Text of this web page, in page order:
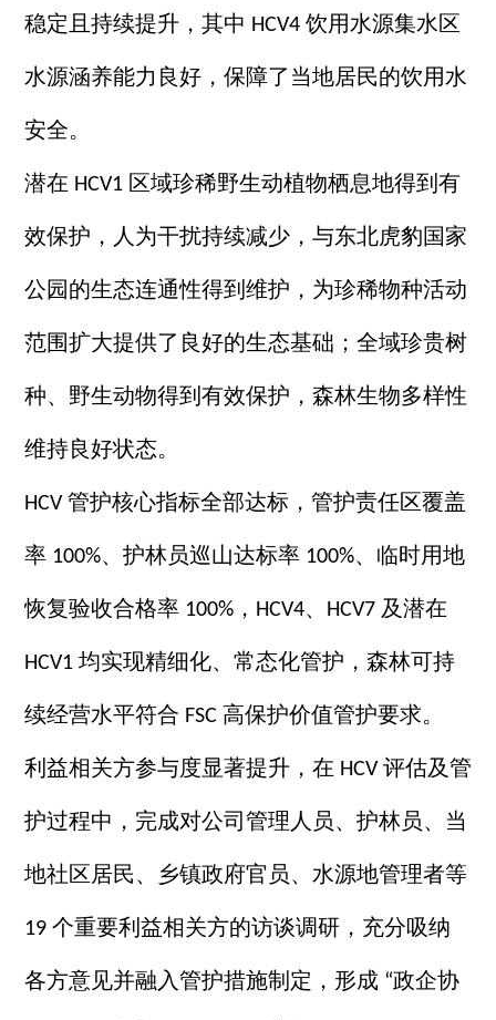
稳定且持续提升，其中 HCV4 饮用水源集水区
水源涵养能力良好，保障了当地居民的饮用水
安全。
潜在HCV1 区域珍稀野生动植物栖息地得到有
效保护，人为干扰持续减少，与东北虎豹国家
公园的生态连通性得到维护，为珍稀物种活动
范围扩大提供了良好的生态基础；全域珍贵树
种、野生动物得到有效保护，森林生物多样性
维持良好状态。
HCV 管护核心指标全部达标，管护责任区覆盖
率 100%、护林员巡山达标率 100%、临时用地
恢复验收合格率 100%， HCV4、 HCV7 及潜在
HCV1 均实现精细化、常态化管护，森林可持
续经营水平符合 FSC 高保护价值管护要求。
利益相关方参与度显著提升，在HCV 评估及管
护过程中，完成对公司管理人员、护林员、当
地社区居民、乡镇政府官员、水源地管理者等
19 个重要利益相关方的访谈调研，充分吸纳
各方意见并融入管护措施制定，形成 “政企协